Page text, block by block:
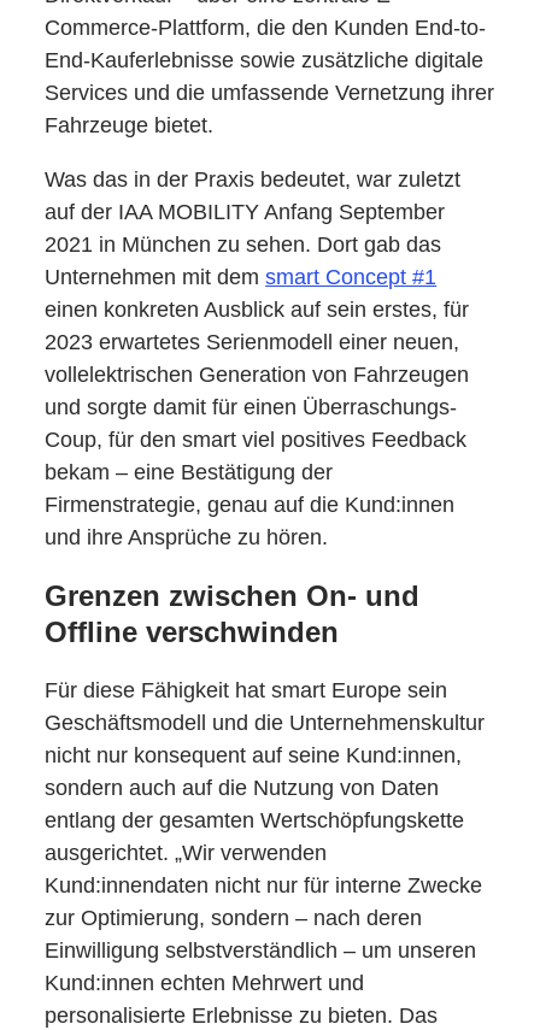
Commerce-Plattform, die den Kunden End-to-
End-Kauferlebnisse sowie zusätzliche digitale
Services und die umfassende Vernetzung ihrer
Fahrzeuge bietet.
Was das in der Praxis bedeutet, war zuletzt
auf der IAA MOBILITY Anfang September
2021 in München zu sehen. Dort gab das
Unternehmen mit demsmart Concept #1
einen konkreten Ausblick auf sein erstes, für
2023 erwartetes Serienmodell einer neuen,
vollelektrischen Generation von Fahrzeugen
und sorgte damit für einen Überraschungs-
Coup, für den smart viel positives Feedback
bekam – eine Bestätigung der
Firmenstrategie, genau auf die Kund:innen
und ihre Ansprüche zu hören.
Grenzen zwischen On- und
Offline verschwinden
Für diese Fähigkeit hat smart Europe sein
Geschäftsmodell und die Unternehmenskultur
nicht nur konsequent auf seine Kund:innen,
sondern auch auf die Nutzung von Daten
entlang der gesamten Wertschöpfungskette
ausgerichtet. „Wir verwenden
Kund:innendaten nicht nur für interne Zwecke
zur Optimierung, sondern – nach deren
Einwilligung selbstverständlich – um unseren
Kund:innen echten Mehrwert und
personalisierte Erlebnisse zu bieten. Das